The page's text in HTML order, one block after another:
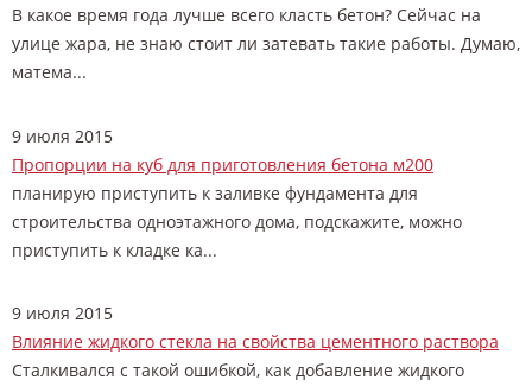
В какое время года лучше всего класть бетон? Сейчас на
улице жара, не знаю стоит ли затевать такие работы. Думаю,
матема...
9 июля 2015
Пропорции на куб для приготовления бетона м200
планирую приступить к заливке фундамента для
строительства одноэтажного дома, подскажите, можно
приступить к кладке ка...
9 июля 2015
Влияние жидкого стекла на свойства цементного раствора
Сталкивался с такой ошибкой, как добавление жидкого